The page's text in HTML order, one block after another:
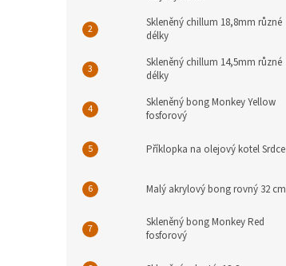
Skleněný chillum 18,8mm různé
délky
Skleněný chillum 14,5mm různé
délky
Skleněný bong Monkey Yellow
fosforový
Příklopka na olejový kotel Srdce
Malý akrylový bong rovný 32 cm
Skleněný bong Monkey Red
fosforový